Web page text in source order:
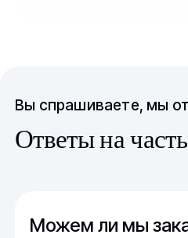
Вы спрашиваете, мы
Ответы на
Можем ли мы